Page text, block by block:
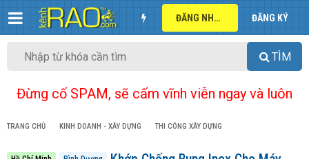
ĐĂNG NHẬP ĐĂNG KÝ
TÌM
Đừng cố SPAM, sẽ cấm vĩnh viễn ngay và luôn
TRANG CHỦ KINH DOANH - XÂY DỰNG THI CÔNG XÂY DỰNG